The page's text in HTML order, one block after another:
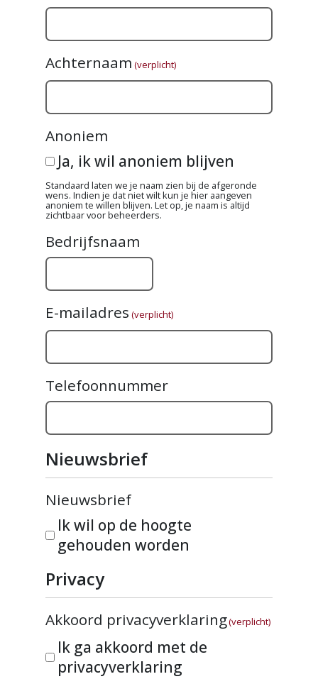
Achternaam (verplicht)
Anoniem
Ja, ik wil anoniem blijven
Standaard laten we je naam zien bij de afgeronde
wens. Indien je dat niet wilt kun je hier aangeven
anoniem te willen blijven. Let op, je naam is altijd
zichtbaar voor beheerders.
Bedrijfsnaam
E-mailadres (verplicht)
Telefoonnummer
Nieuwsbrief
Nieuwsbrief
Ik wil op de hoogte
gehouden worden
Privacy
Akkoord privacyverklaring(verplicht)
Ik ga akkoord met de
privacyverklaring